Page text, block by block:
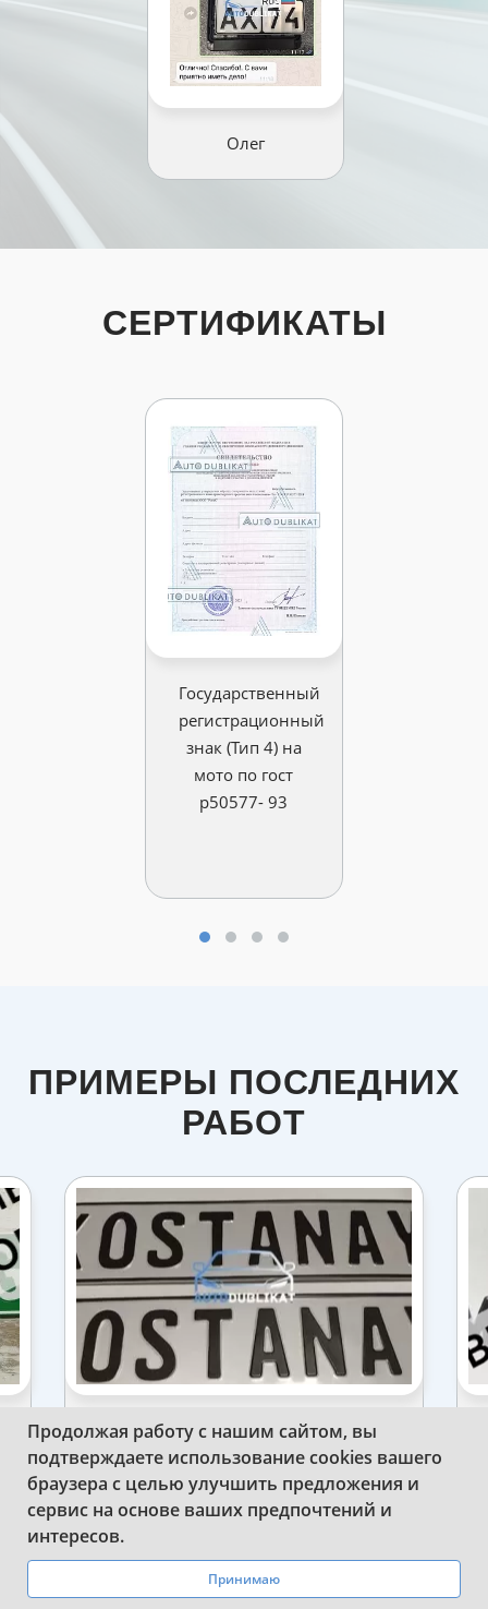
Олег
СЕРТИФИКАТЫ
Государственный
регистрационный
знак (Тип 4) на
мото по гост
р50577- 93
ПРИМЕРЫ ПОСЛЕДНИХ
РАБОТ
ПРИМЕР ОБРАЗЦОВ С ИМЕНЕМ НА
МАШИНУ
Продолжая работу с нашим сайтом, вы
подтверждаете использование cookies вашего
браузера с целью улучшить предложения и
сервис на основе ваших предпочтений и
интересов.
Принимаю
WhatsApp